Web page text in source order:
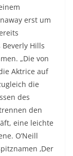
erst um
Hills
„Die von
Aktrice auf
die
des
den
eine leichte
O’Neill
‚Der